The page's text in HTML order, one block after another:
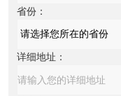
省份：
详细地址：